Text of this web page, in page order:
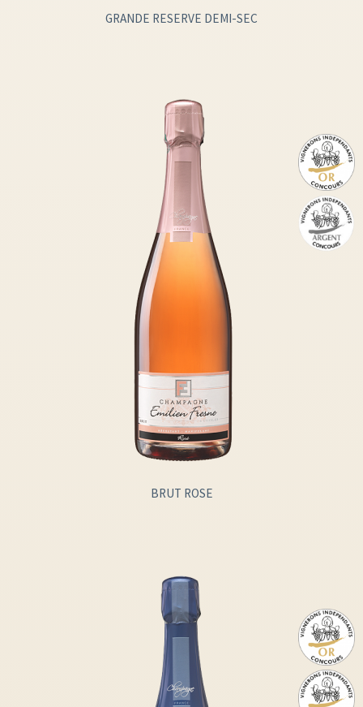
GRANDE RESERVE DEMI-SEC
BRUT ROSE